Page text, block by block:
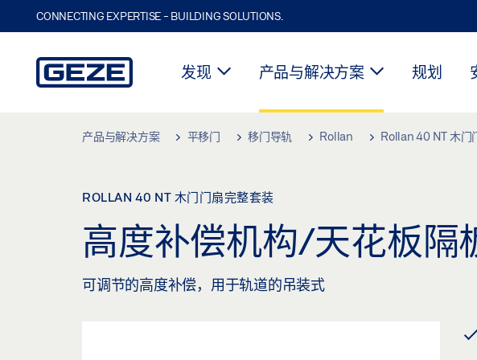
CONNECTING EXPERTISE - BUILDING SOLUTIONS.
发现 产品与解决方案 规划
产品与解决方案 平移门 移门导轨 Rollan Rollan 40 NT 木门
ROLLAN 40 NT 木门门扇完整套装
高度补偿机构/天花板隔
可调节的高度补偿，用于轨道的吊装式